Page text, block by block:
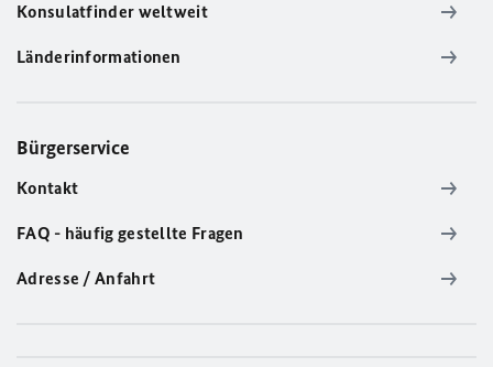
Konsulatfinder weltweit
Länderinformationen
Bürgerservice
Kontakt
FAQ - häufig gestellte Fragen
Adresse / Anfahrt